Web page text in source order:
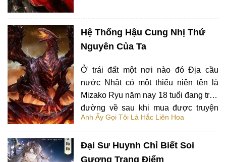
mà chết, hắn vì người hắn yêu…
Hệ Thống Hậu Cung Nhị Thứ
Nguyên Của Ta
Ở trái đất một nơi nào đó Địa cầu
nước Nhật có một thiếu niên tên là
Mizako Ryu năm nay 18 tuổi đang trên
đường về sau khi mua được truyện
manga pokemon. Đang băng qua
đường thì cậu nghe được có người
phía sau thét lên: Cẩn thận. Khi đó
Mizako quay lại…
Anh Ấy Gọi Tôi Là Hắc Liên Hoa
Đại Sư Huynh Chỉ Biết Soi
Gương Trang Điểm